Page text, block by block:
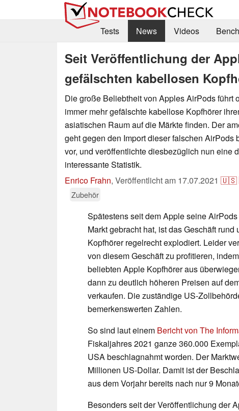
Tests
News Videos
Seit Veröffentlichung der
gefälschten kabellosen
Die große Beliebtheit von Apples AirPods führt
immer mehr gefälschte kabellose Kopfhörer
asiatischen Raum auf die Märkte finden. Der
geht gegen den Import dieser falschen AirPods
vor, und veröffentlichte diesbezüglich nun eine
interessante Statistik.
Enrico Frahn, Veröffentlicht am 17.07.2021 🇺🇸
Zubehör
Spätestens seit dem Apple seine
Markt gebracht hat, ist das Geschäft rund
Kopfhörer regelrecht explodiert. Leider
von diesem Geschäft zu profitieren,
beliebten Apple Kopfhörer aus
dann zu deutlich höheren Preisen auf
verkaufen. Die zuständige US-
bemerkenswerten Zahlen.
So sind laut einem Bericht von The
Fiskaljahres 2021 ganze 360.000
USA beschlagnahmt worden. Der
Millionen US-Dollar. Damit ist der
aus dem Vorjahr bereits nach nur 9
Besonders seit der Veröffentlichung der